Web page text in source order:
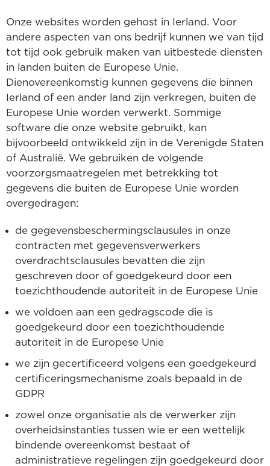
Onze websites worden gehost in Ierland. Voor
andere aspecten van ons bedrijf kunnen we van tijd
tot tijd ook gebruik maken van uitbestede diensten
in landen buiten de Europese Unie.
Dienovereenkomstig kunnen gegevens die binnen
Ierland of een ander land zijn verkregen, buiten de
Europese Unie worden verwerkt. Sommige
software die onze website gebruikt, kan
bijvoorbeeld ontwikkeld zijn in de Verenigde Staten
of Australië. We gebruiken de volgende
voorzorgsmaatregelen met betrekking tot
gegevens die buiten de Europese Unie worden
overgedragen:
de gegevensbeschermingsclausules in onze
contracten met gegevensverwerkers
overdrachtsclausules bevatten die zijn
geschreven door of goedgekeurd door een
toezichthoudende autoriteit in de Europese Unie
we voldoen aan een gedragscode die is
goedgekeurd door een toezichthoudende
autoriteit in de Europese Unie
we zijn gecertificeerd volgens een goedgekeurd
certificeringsmechanisme zoals bepaald in de
GDPR
zowel onze organisatie als de verwerker zijn
overheidsinstanties tussen wie er een wettelijk
bindende overeenkomst bestaat of
administratieve regelingen zijn goedgekeurd door